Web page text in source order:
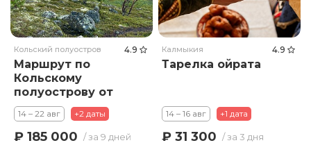
Кольский полуостров 4.9
Маршрут по
Кольскому
полуострову от
Белого до
Баренцева моря.
14 – 22 авг +2 даты
₽ 185 000 / за 9 дней
Калмыкия 4.9
Тарелка ойрата
14 – 16 авг +1 дата
₽ 31 300 / за 3 дня